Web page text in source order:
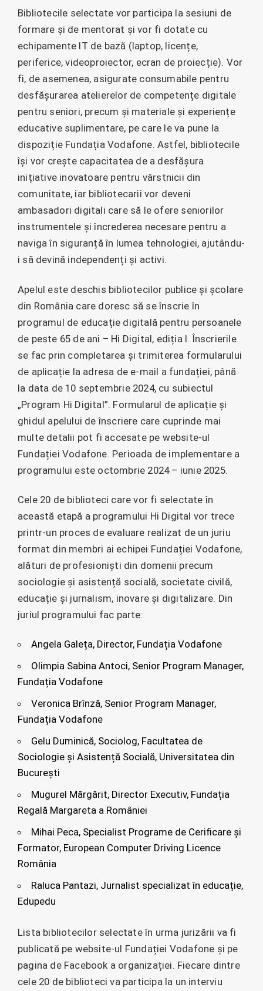
Bibliotecile selectate vor participa la sesiuni de
formare și de mentorat și vor fi dotate cu
echipamente IT de bază (laptop, licențe,
periferice, videoproiector, ecran de proiecție). Vor
fi, de asemenea, asigurate consumabile pentru
desfășurarea atelierelor de competențe digitale
pentru seniori, precum și materiale și experiențe
educative suplimentare, pe care le va pune la
dispoziție Fundația Vodafone. Astfel, bibliotecile
își vor crește capacitatea de a desfășura
inițiative inovatoare pentru vârstnicii din
comunitate, iar bibliotecarii vor deveni
ambasadori digitali care să le ofere seniorilor
instrumentele și încrederea necesare pentru a
naviga în siguranță în lumea tehnologiei, ajutându-
i să devină independenți și activi.
Apelul este deschis bibliotecilor publice și școlare
din România care doresc să se înscrie în
programul de educație digitală pentru persoanele
de peste 65 de ani – Hi Digital, ediția I. Înscrierile
se fac prin completarea și trimiterea formularului
de aplicație la adresa de e-mail a fundației, până
la data de 10 septembrie 2024, cu subiectul
„Program Hi Digital”. Formularul de aplicație și
ghidul apelului de înscriere care cuprinde mai
multe detalii pot fi accesate pe website-ul
Fundației Vodafone. Perioada de implementare a
programului este octombrie 2024 – iunie 2025.
Cele 20 de biblioteci care vor fi selectate în
această etapă a programului Hi Digital vor trece
printr-un proces de evaluare realizat de un juriu
format din membri ai echipei Fundației Vodafone,
alături de profesioniști din domenii precum
sociologie și asistență socială, societate civilă,
educație și jurnalism, inovare și digitalizare. Din
juriul programului fac parte:
Angela Galeța, Director, Fundația Vodafone
Olimpia Sabina Antoci, Senior Program Manager,
Fundația Vodafone
Veronica Brînză, Senior Program Manager,
Fundația Vodafone
Gelu Duminică, Sociolog, Facultatea de
Sociologie și Asistență Socială, Universitatea din
București
Mugurel Mărgărit, Director Executiv, Fundația
Regală Margareta a României
Mihai Peca, Specialist Programe de Cerificare și
Formator, European Computer Driving Licence
România
Raluca Pantazi, Jurnalist specializat în educație,
Edupedu
Lista bibliotecilor selectate în urma jurizării va fi
publicată pe website-ul Fundației Vodafone și pe
pagina de Facebook a organizației. Fiecare dintre
cele 20 de biblioteci va participa la un interviu